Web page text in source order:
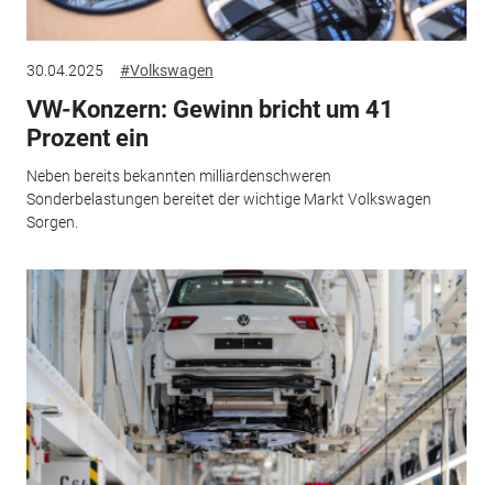
30.04.2025 #Volkswagen
VW-Konzern: Gewinn bricht um 41
Prozent ein
Neben bereits bekannten milliardenschweren
Sonderbelastungen bereitet der wichtige Markt Volkswagen
Sorgen.